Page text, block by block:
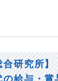
合研究所
の給与・賞